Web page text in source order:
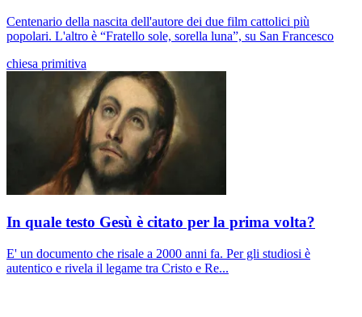
Centenario della nascita dell'autore dei due film cattolici più
popolari. L'altro è “Fratello sole, sorella luna”, su San Francesco
chiesa primitiva
In quale testo Gesù è citato per la prima volta?
E' un documento che risale a 2000 anni fa. Per gli studiosi è
autentico e rivela il legame tra Cristo e Re...